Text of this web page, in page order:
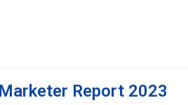
Report 2023